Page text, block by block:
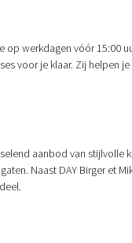
werkdagen vóór
voor je klaar. Zij helpen
aanbod van
Naast DAY Birger et